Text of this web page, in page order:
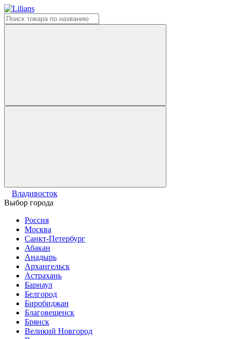
Владивосток
Выбор города
Россия
Москва
Санкт-Петербург
Абакан
Анадырь
Архангельск
Астрахань
Барнаул
Белгород
Биробиджан
Благовещенск
Брянск
Великий Новгород